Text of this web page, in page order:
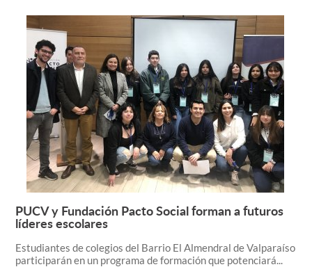
Leer más +
PUCV y Fundación Pacto Social forman a futuros
líderes escolares
Estudiantes de colegios del Barrio El Almendral de Valparaíso
participarán en un programa de formación que potenciará...